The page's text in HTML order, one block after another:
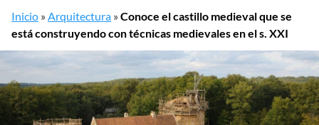
Inicio »Arquitectura »Conoce el castillo medieval que se
está construyendo con técnicas medievales en el s. XXI